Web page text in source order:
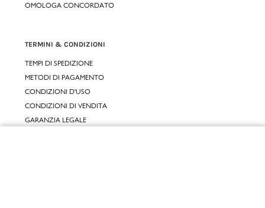
OMOLOGA CONCORDATO
TERMINI & CONDIZIONI
TEMPI DI SPEDIZIONE
METODI DI PAGAMENTO
CONDIZIONI D'USO
CONDIZIONI DI VENDITA
GARANZIA LEGALE